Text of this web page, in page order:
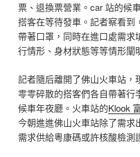
票、退換票營業。car 站的候
搭客在等待發車。記者察看到
帶著口罩，同時在進口處需求
行情形、身材狀態等等情形闡
記者隨后離開了佛山火車站，
零零碎散的搭客們各自帶著
候車年夜廳。火車站的Klook
今朝進進佛山火車站除了需求
需求供給粵康碼或許核酸檢測